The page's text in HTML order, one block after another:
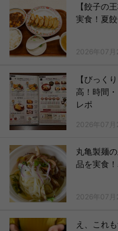
【餃子の
実食！夏
2026年07月
【びっく
高！時間
レポ
2026年07月
丸亀製麺
品を実食
2026年07月
え、これ